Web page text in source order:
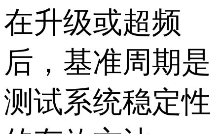
在升级或超频
后，基准周期是
测试系统稳定性